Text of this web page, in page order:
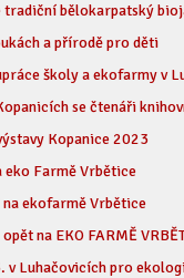
tradiční bělokarpatský
a přírodě pro děti
školy a ekofarmy v
se čtenáři
Kopanice 2023
eko Farmě Vrbětice
na ekofarmě Vrbětice
na EKO FARMĚ
v Luhačovicích pro